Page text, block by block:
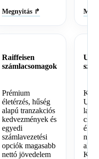
Megnyitás ↱
Raiffeisen
számlacsomagok
Prémium
életérzés, hűség
alapú tranzakciós
kedvezmények és
egyedi
számlavezetési
opciók magasabb
nettó jövedelem